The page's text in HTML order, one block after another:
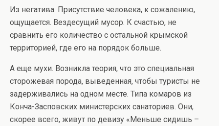
Из негатива. Присутствие человека, к сожалению,
ощущается. Вездесущий мусор. К счастью, не
сравнить его количество с остальной крымской
территорией, где его на порядок больше.
А еще мухи. Возникла теория, что это специальная
сторожевая порода, выведенная, чтобы туристы не
задерживались на одном месте. Типа комаров из
Конча-Засповских министерских санаториев. Они,
скорее всего, живут по девизу «Меньше сидишь –